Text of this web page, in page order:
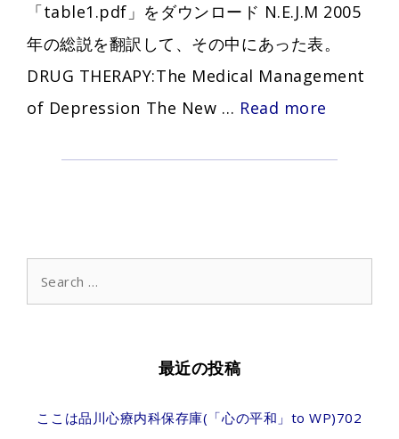
「table1.pdf」をダウンロード N.E.J.M 2005
年の総説を翻訳して、その中にあった表。
DRUG THERAPY:The Medical Management
of Depression The New … Read more
類･
作
最近の投稿
ここは品川心療内科保存庫(「心の平和」to WP)702